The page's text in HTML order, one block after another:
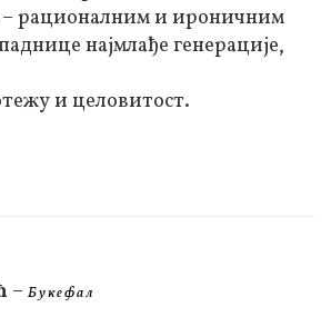
– рационалним и ироничним
најмлађе генерације,
и целовитост.
– Б у к е ф а л